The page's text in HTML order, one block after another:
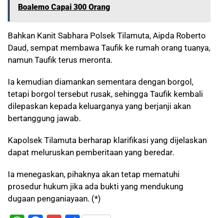
Boalemo Capai 300 Orang
Bahkan Kanit Sabhara Polsek Tilamuta, Aipda Roberto
Daud, sempat membawa Taufik ke rumah orang tuanya,
namun Taufik terus meronta.
Ia kemudian diamankan sementara dengan borgol,
tetapi borgol tersebut rusak, sehingga Taufik kembali
dilepaskan kepada keluarganya yang berjanji akan
bertanggung jawab.
Kapolsek Tilamuta berharap klarifikasi yang dijelaskan
dapat meluruskan pemberitaan yang beredar.
Ia menegaskan, pihaknya akan tetap mematuhi
prosedur hukum jika ada bukti yang mendukung
dugaan penganiayaan. (*)